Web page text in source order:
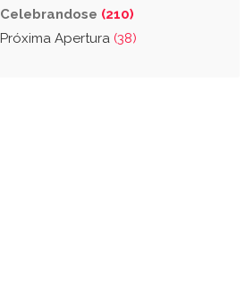
Celebrandose (210)
Próxima Apertura (38)